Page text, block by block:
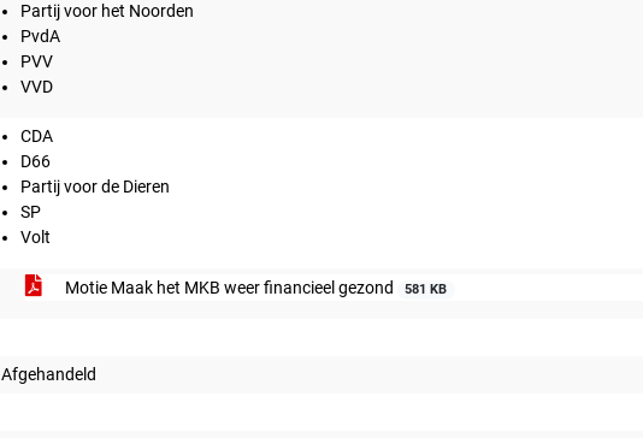
Partij voor het Noorden
PvdA
PVV
VVD
CDA
D66
Partij voor de Dieren
SP
Volt
Motie Maak het MKB weer financieel gezond 581 KB
Afgehandeld